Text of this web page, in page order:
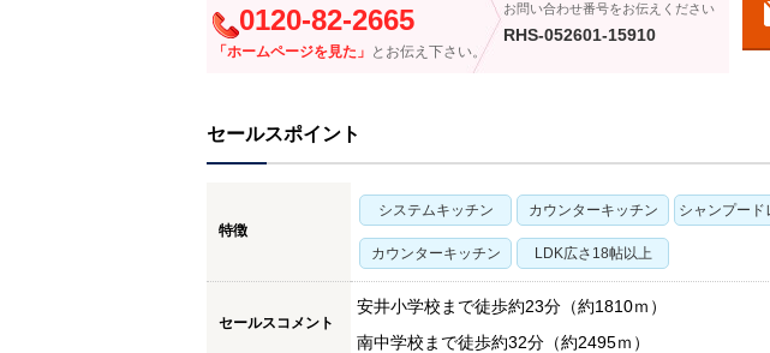
0120-82-2665
「ホームページを見た」 とお伝え下さい。
お問い合わせ番号をお伝えください
RHS-052601-15910
セールスポイント
特徴
システムキッチン カウンターキッチン シャンプード
カウンターキッチン LDK広さ18帖以上
セールスコメント
安井小学校まで徒歩約23分（約1810ｍ）
南中学校まで徒歩約32分（約2495ｍ）